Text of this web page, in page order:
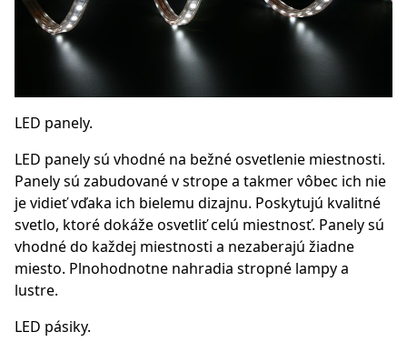
LED panely.
LED panely sú vhodné na bežné osvetlenie miestnosti.
Panely sú zabudované v strope a takmer vôbec ich nie
je vidieť vďaka ich bielemu dizajnu. Poskytujú kvalitné
svetlo, ktoré dokáže osvetliť celú miestnosť. Panely sú
vhodné do každej miestnosti a nezaberajú žiadne
miesto. Plnohodnotne nahradia stropné lampy a
lustre.
LED pásiky.